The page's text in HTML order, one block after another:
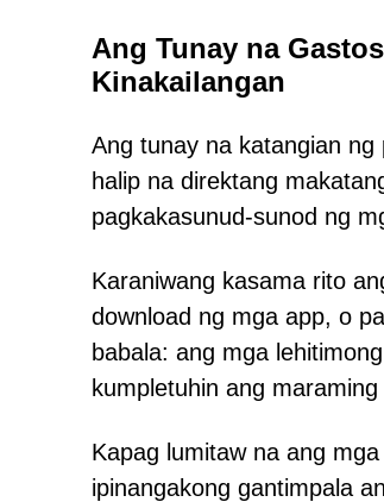
Ang Tunay na
Kinakailangan
Ang tunay na katangian
halip na direktang
pagkakasunud-sunod ng
Karaniwang kasama rito
download ng mga app, o
babala: ang mga
kumpletuhin ang
Kapag lumitaw na ang
ipinangakong gantimpala